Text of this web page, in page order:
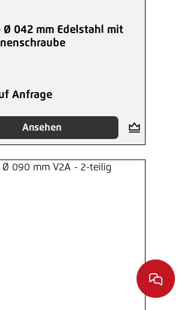
Ø 042 mm Edelstahl mit
Anfrage
Ansehen